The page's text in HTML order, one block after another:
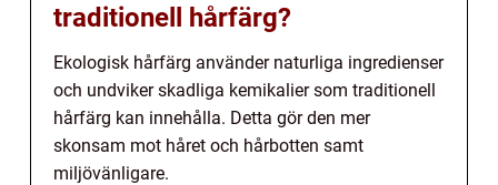
traditionell hårfärg?
Ekologisk hårfärg använder naturliga ingredienser
och undviker skadliga kemikalier som traditionell
hårfärg kan innehålla. Detta gör den mer
skonsam mot håret och hårbotten samt
miljövänligare.